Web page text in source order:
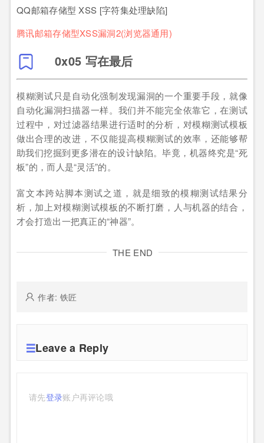
QQ邮箱存储型 XSS [字符集处理缺陷]
腾讯邮箱存储型XSS漏洞2(浏览器通用)
0x05 写在最后
模糊测试只是自动化强制发现漏洞的一个重要手段，就像
自动化漏洞扫描器一样。我们并不能完全依靠它，在测试
过程中，对过滤器结果进行适时的分析，对模糊测试模板
做出合理的改进，不仅能提高模糊测试的效率，还能够帮
助我们挖掘到更多潜在的设计缺陷。毕竟，机器终究是“死
板”的，而人是“灵活”的。
富文本跨站脚本测试之道，就是细致的模糊测试结果分
析，加上对模糊测试模板的不断打磨，人与机器的结合，
才会打造出一把真正的“神器”。
THE END
作者: 铁匠
Leave a Reply
请先登录账户再评论哦